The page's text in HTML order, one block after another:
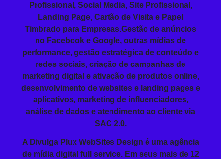
Profissional, Social Media, Site Profissional,
Landing Page, Cartão de Visita e Papel
Timbrado para Empresas.Gestão de anúncios
no Facebook e Google, outras mídias de
performance, gestão estratégica de conteúdo e
redes sociais, criação de campanhas de
marketing digital e ativação de produtos online,
desenvolvimento de websites e landing pages e
aplicativos, marketing de influenciadores,
análise de dados e atendimento ao cliente via
SAC 2.0.
A Divulga Plux WebSites Design é uma agência
de mídia digital full service. Em seus mais de 12